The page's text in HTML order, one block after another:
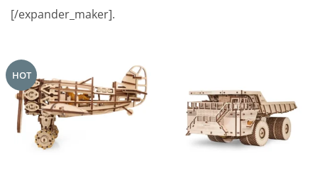
[/expander_maker].
HOT